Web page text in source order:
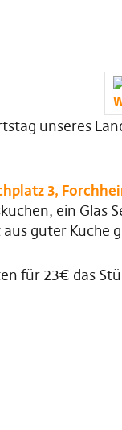
unseres
3,
ein Glas
guter Küche
für 23€ das